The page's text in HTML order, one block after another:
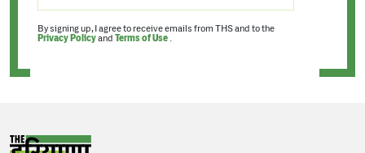
By signing up, I agree to receive emails from THS and to the
Privacy Policyand Terms of Use .